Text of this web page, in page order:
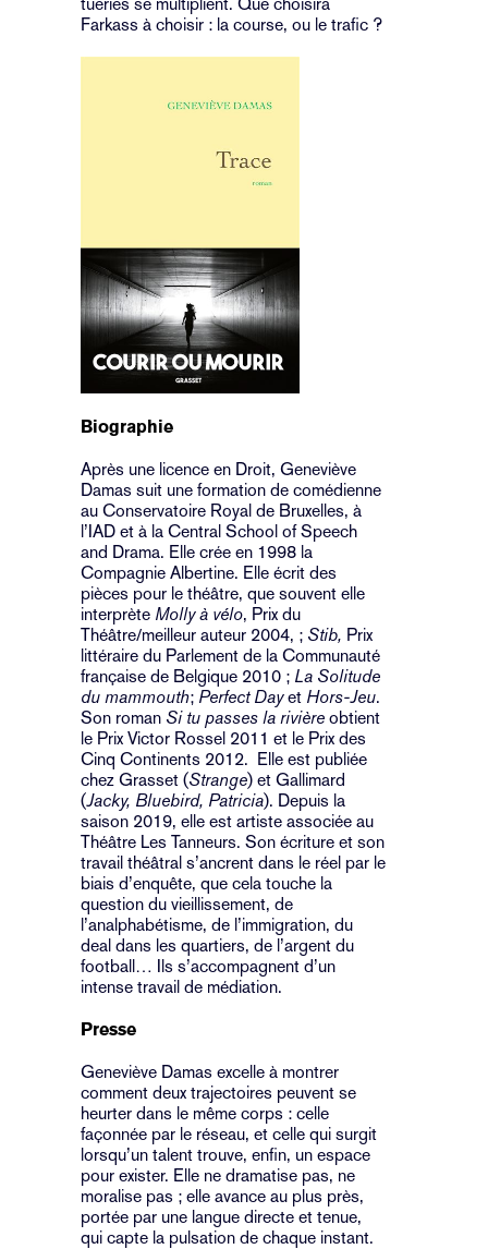
Farkass à choisir : la course, ou le trafic ?
Biographie
Après une licence en Droit, Geneviève
Damas suit une formation de comédienne
au Conservatoire Royal de Bruxelles, à
l’IAD et à la Central School of Speech
and Drama. Elle crée en 1998 la
Compagnie Albertine. Elle écrit des
pièces pour le théâtre, que souvent elle
interprète Molly à vélo, Prix du
Théâtre/meilleur auteur 2004, ; Stib, Prix
littéraire du Parlement de la Communauté
française de Belgique 2010 ; La Solitude
du mammouth; Perfect Dayet Hors-Jeu.
Son roman Si tu passes la rivière obtient
le Prix Victor Rossel 2011 et le Prix des
Cinq Continents 2012. Elle est publiée
chez Grasset (Strange) et Gallimard
(Jacky, Bluebird, Patricia). Depuis la
saison 2019, elle est artiste associée au
Théâtre Les Tanneurs. Son écriture et son
travail théâtral s’ancrent dans le réel par le
biais d’enquête, que cela touche la
question du vieillissement, de
l’analphabétisme, de l’immigration, du
deal dans les quartiers, de l’argent du
football… Ils s’accompagnent d’un
intense travail de médiation.
Presse
Geneviève Damas excelle à montrer
comment deux trajectoires peuvent se
heurter dans le même corps : celle
façonnée par le réseau, et celle qui surgit
lorsqu’un talent trouve, enfin, un espace
pour exister. Elle ne dramatise pas, ne
moralise pas ; elle avance au plus près,
portée par une langue directe et tenue,
qui capte la pulsation de chaque instant.